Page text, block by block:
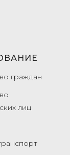
граждан
лиц